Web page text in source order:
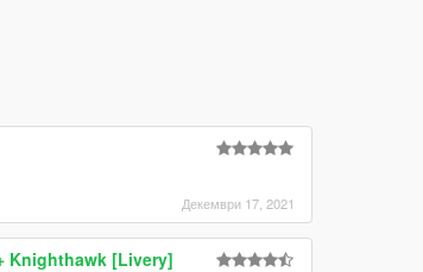
Декември 17, 2021
Knighthawk [Livery]